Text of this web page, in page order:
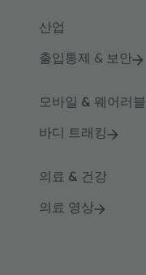
산업
출입통제 & 보안
모바일 & 웨어러블
바디 트래킹
의료 & 건강
의료 영상